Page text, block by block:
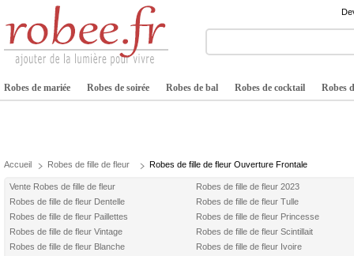
Robes de mariée Robes de soirée Robes de bal Robes de cocktail Robes
Accueil Robes de fille de fleur Robes de fille de fleur Ouverture Frontale
Vente Robes de fille de fleur
Robes de fille de fleur 2023
Robes de fille de fleur Dentelle
Robes de fille de fleur Tulle
Robes de fille de fleur Paillettes
Robes de fille de fleur Princesse
Robes de fille de fleur Vintage
Robes de fille de fleur Scintillait
Robes de fille de fleur Blanche
Robes de fille de fleur Ivoire